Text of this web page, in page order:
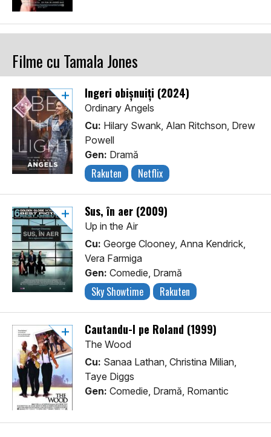
Filme cu Tamala Jones
Îngeri obișnuiți (2024)
Ordinary Angels
Cu: Hilary Swank, Alan Ritchson, Drew
Powell
Gen: Dramă
Rakuten Netflix
Sus, în aer (2009)
Up in the Air
Cu: George Clooney, Anna Kendrick,
Vera Farmiga
Gen: Comedie, Dramă
Sky Showtime Rakuten
Cautandu-l pe Roland (1999)
The Wood
Cu: Sanaa Lathan, Christina Milian,
Taye Diggs
Gen: Comedie, Dramă, Romantic